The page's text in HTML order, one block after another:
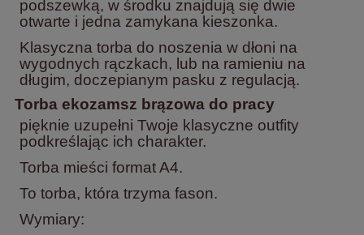
podszewką, w środku znajdują się dwie
otwarte i jedna zamykana kieszonka.
Klasyczna torba do noszenia w dłoni na
wygodnych rączkach, lub na ramieniu na
długim, doczepianym pasku z regulacją.
Torba ekozamsz brązowa do pracy
pięknie uzupełni Twoje klasyczne outfity
podkreślając ich charakter.
Torba mieści format A4.
To torba, która trzyma fason.
Wymiary: